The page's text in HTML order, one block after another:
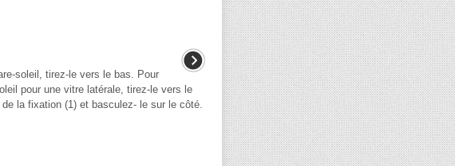
soleil, tirez-le vers le bas. Pour
pour une vitre latérale, tirez-le vers le
de la fixation (1) et basculez- le sur le côté.